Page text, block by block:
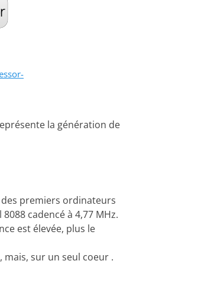
la génération de
des premiers ordinateurs
cadencé à 4,77 MHz.
est élevée, plus le
sur un seul coeur .